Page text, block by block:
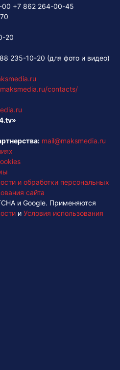
00 +7 862 264-00-45
20
235-10-20 (для фото и видео)
contacts/
mail@maksmedia.ru
и обработки персональных
сайта
и Google. Применяются
и Условия использования